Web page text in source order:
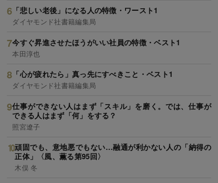
「悲しい老後」になる人の特徴・ワースト1
ダイヤモンド社書籍編集局
今すぐ昇進させたほうがいい社員の特徴・ベスト1
本田淳也
「心が疲れたら」真っ先にすべきこと・ベスト1
ダイヤモンド社書籍編集局
仕事ができない人はまず「スキル」を磨く。では、仕事が
できる人はまず「何」をする？
照宮遼子
頑固でも、意地悪でもない…融通が利かない人の「納得の
正体」〈風、薫る第95回〉
木俣 冬